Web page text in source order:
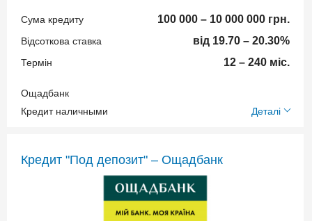
Сума кредиту 100 000 – 10 000 000 грн.
Відсоткова ставка від 19.70 – 20.30%
Термін 12 – 240 міс.
Ощадбанк
Кредит наличными
Деталі
0,99% (мин. 1000 грн.)
Щомісячна комісія: 0.00%
Застава: Недвижимость
Спосіб погашення:
Кредит "Под депозит" – Ощадбанк